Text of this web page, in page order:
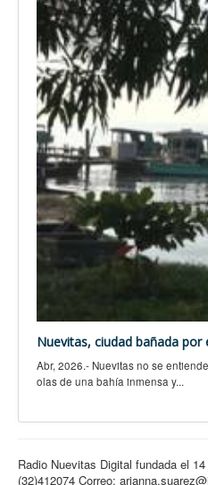
Nuevitas, ciudad bañada
Abr, 2026.- Nuevitas no se
olas de una bahía inmensa y...
Radio Nuevitas Digital fundada el
(32)412074 Correo: